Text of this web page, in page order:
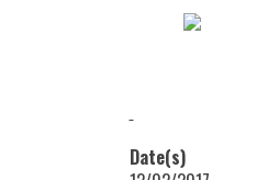
Date(s)